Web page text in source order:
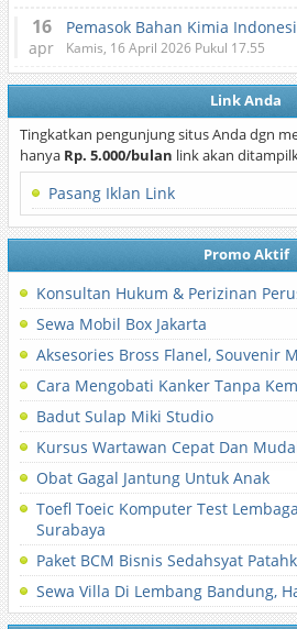
16
apr
Pemasok Bahan Kimia
Kamis, 16 April 2026 Pukul 17.55
Link Anda
Tingkatkan pengunjung situs Anda dgn
hanya Rp. 5.000/bulan link akan
Pasang Iklan Link
Promo Aktif
Konsultan Hukum & Perizinan
Sewa Mobil Box Jakarta
Aksesories Bross Flanel, Souvenir
Cara Mengobati Kanker Tanpa
Badut Sulap Miki Studio
Kursus Wartawan Cepat Dan
Obat Gagal Jantung Untuk Anak
Toefl Toeic Komputer Test
Surabaya
Paket BCM Bisnis Sedahsyat
Sewa Villa Di Lembang Bandung,